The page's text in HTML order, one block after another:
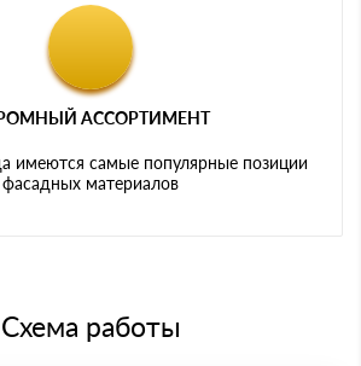
АССОРТИМЕНТ
имеются самые популярные позиции
фасадных материалов
Схема работы